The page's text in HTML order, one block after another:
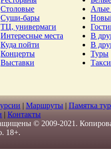
Столовые
Суши-бары
ТЦ, универмаги
Интересные места
Куда пойти
Концерты
Выставки
Алые
В
В
Туры
Такси
| Маршруты | Памятка
| Контакты
© 2009-2021.
18+.